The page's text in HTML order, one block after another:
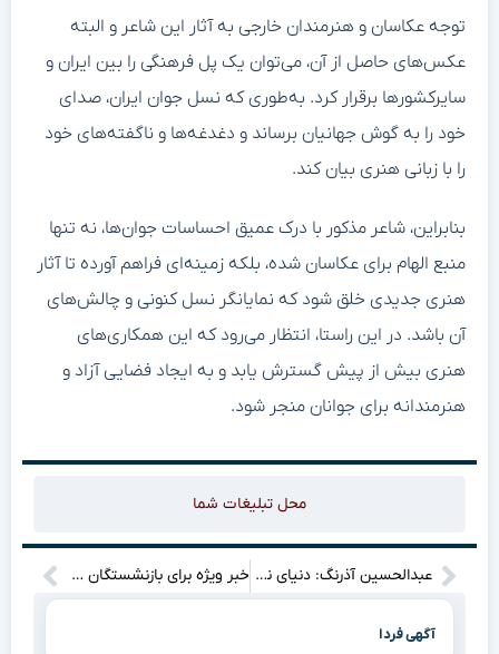
توجه عکاسان و هنرمندان خارجی به آثار این شاعر و البته
عکس‌های حاصل از آن، می‌توان یک پل فرهنگی را بین ایران و
سایرکشورها برقرار کرد. به‌طوری که نسل جوان ایران، صدای
خود را به گوش جهانیان برساند و دغدغه‌ها و ناگفته‌های خود
را با زبانی هنری بیان کند.
بنابراین، شاعر مذکور با درک عمیق احساسات جوان‌ها، نه تنها
منبع الهام برای عکاسان شده، بلکه زمینه‌ای فراهم آورده تا آثار
هنری جدیدی خلق شود که نمایانگر نسل کنونی و چالش‌های
آن باشد. در این راستا، انتظار می‌رود که این همکاری‌های
هنری بیش از پیش گسترش یابد و به ایجاد فضایی آزاد و
هنرمندانه برای جوانان منجر شود.
محل تبلیغات شما
عبدالحسین آذرنگ: دنیای نشر و ترجمه در عصر هوش مصنوعی به چه سمتی می‌رود؟ خبر ویژه برای بازنشستگان و فرهنگیان: معرفی ۳ مزایای جدید رفاهی و جدول کامل آنها!
آگهی فردا